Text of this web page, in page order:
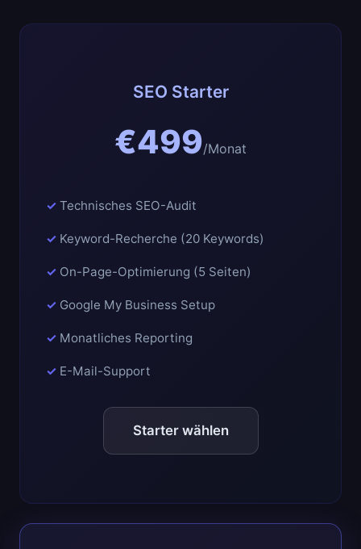
SEO Starter
€499/Monat
Technisches SEO-Audit
Keyword-Recherche (20 Keywords)
On-Page-Optimierung (5 Seiten)
Google My Business Setup
Monatliches Reporting
E-Mail-Support
Starter wählen